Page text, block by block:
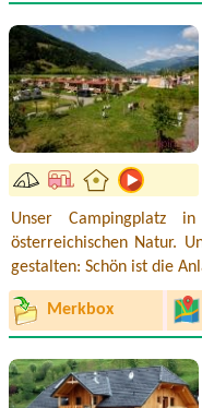
Unser Campingplatz
österreichischen Natur.
gestalten: Schön ist die
Merkbox